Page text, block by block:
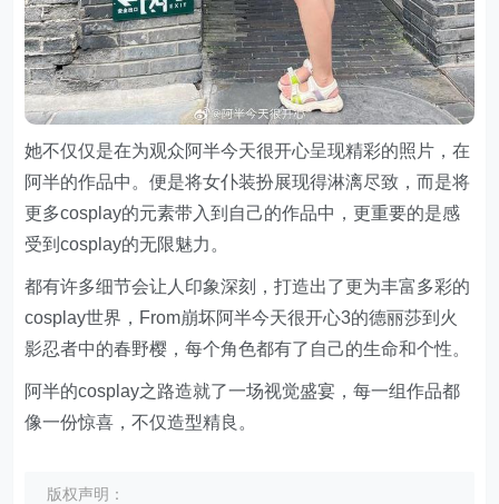
她不仅仅是在为观众阿半今天很开心呈现精彩的照片，在
阿半的作品中。便是将女仆装扮展现得淋漓尽致，而是将
更多cosplay的元素带入到自己的作品中，更重要的是感
受到cosplay的无限魅力。
都有许多细节会让人印象深刻，打造出了更为丰富多彩的
cosplay世界，From崩坏阿半今天很开心3的德丽莎到火
影忍者中的春野樱，每个角色都有了自己的生命和个性。
阿半的cosplay之路造就了一场视觉盛宴，每一组作品都
像一份惊喜，不仅造型精良。
版权声明：